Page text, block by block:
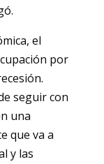
el
por
seguir con
una
que va a
y las